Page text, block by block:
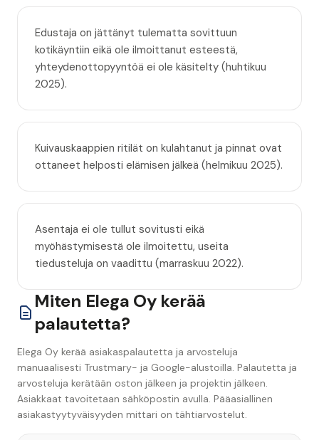
Edustaja on jättänyt tulematta sovittuun
kotikäyntiin eikä ole ilmoittanut esteestä,
yhteydenottopyyntöä ei ole käsitelty (huhtikuu
2025).
Kuivauskaappien ritilät on kulahtanut ja pinnat ovat
ottaneet helposti elämisen jälkeä (helmikuu 2025).
Asentaja ei ole tullut sovitusti eikä
myöhästymisestä ole ilmoitettu, useita
tiedusteluja on vaadittu (marraskuu 2022).
Miten Elega Oy kerää
palautetta?
Elega Oy kerää asiakaspalautetta ja arvosteluja
manuaalisesti Trustmary- ja Google-alustoilla. Palautetta ja
arvosteluja kerätään oston jälkeen ja projektin jälkeen.
Asiakkaat tavoitetaan sähköpostin avulla. Pääasiallinen
asiakastyytyväisyyden mittari on tähtiarvostelut.